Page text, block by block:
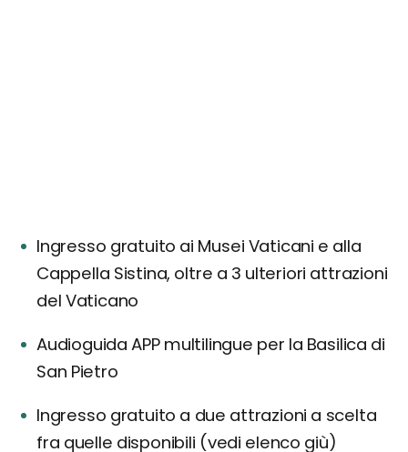
Ingresso gratuito ai Musei Vaticani e alla
Cappella Sistina, oltre a 3 ulteriori attrazioni
del Vaticano
Audioguida APP multilingue per la Basilica di
San Pietro
Ingresso gratuito a due attrazioni a scelta
fra quelle disponibili (vedi elenco giù)